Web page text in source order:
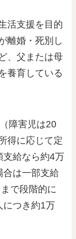
活支援を目的
離婚・死別し
、父または母
養育している
障害児は20
得に応じて定
支給なら約4万
合は一部支給
で段階的に
につき約1万